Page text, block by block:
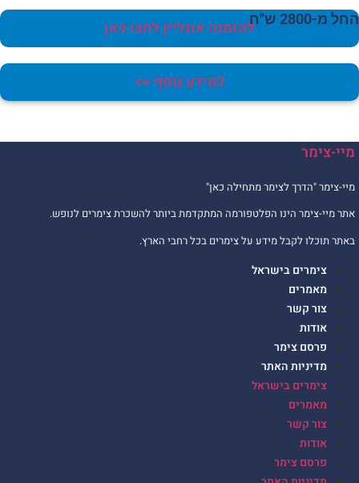
מ-2800 ש"ח להזמנה אונליין לחצו כאן
למידע נוסף >>
צימר
צימר "הדרך לצימר מתחילה כאן"
מיי-צימר הינו הפלטפורמה המתקדמת ביותר להשכרת צימרים לנופש.
תוכלו לקבל מידע על צימרים בכל רחבי הארץ.
צימרים בישראל
מאמרים
צור קשר
אודות
פרסם צימר
מדיניות האתר
צימרים בישראל
מאמרים
צור קשר
אודות
פרסם צימר